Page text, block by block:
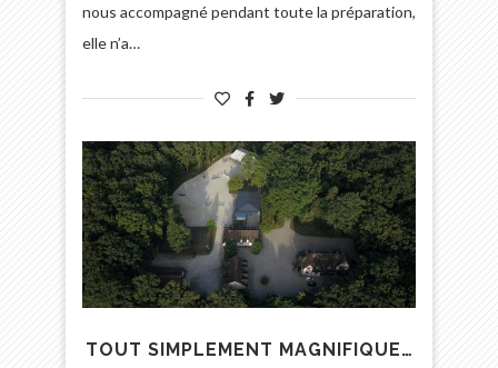
nous accompagné pendant toute la préparation,
elle n’a…
TOUT SIMPLEMENT MAGNIFIQUE…